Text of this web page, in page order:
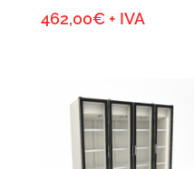
462,00€ + IVA